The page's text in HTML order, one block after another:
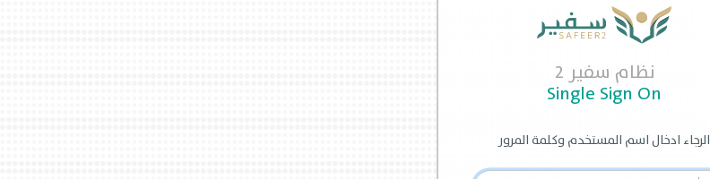
نظام سفير 2
Single Sign On
الرجاء ادخال اسم المستخدم وكلمة المرور